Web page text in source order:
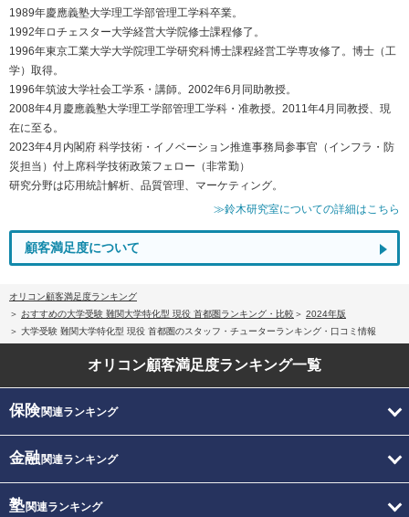
1989年慶應義塾大学理工学部管理工学科卒業。
1992年ロチェスター大学経営大学院修士課程修了。
1996年東京工業大学大学院理工学研究科博士課程経営工学専攻修了。博士（工
学）取得。
1996年筑波大学社会工学系・講師。2002年6月同助教授。
2008年4月慶應義塾大学理工学部管理工学科・准教授。2011年4月同教授、現
在に至る。
2023年4月内閣府 科学技術・イノベーション推進事務局参事官（インフラ・防
災担当）付上席科学技術政策フェロー（非常勤）
研究分野は応用統計解析、品質管理、マーケティング。
≫鈴木研究室についての詳細はこちら
顧客満足度について
オリコン顧客満足度ランキング
おすすめの大学受験 難関大学特化型 現役 首都圏ランキング・比較
2024年版
大学受験 難関大学特化型 現役 首都圏のスタッフ・チューターランキング・口コミ情報
オリコン顧客満足度ランキング一覧
保険関連ランキング
金融関連ランキング
塾関連ランキング